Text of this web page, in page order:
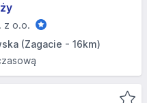
z o.o.
(Zagacie - 16km)